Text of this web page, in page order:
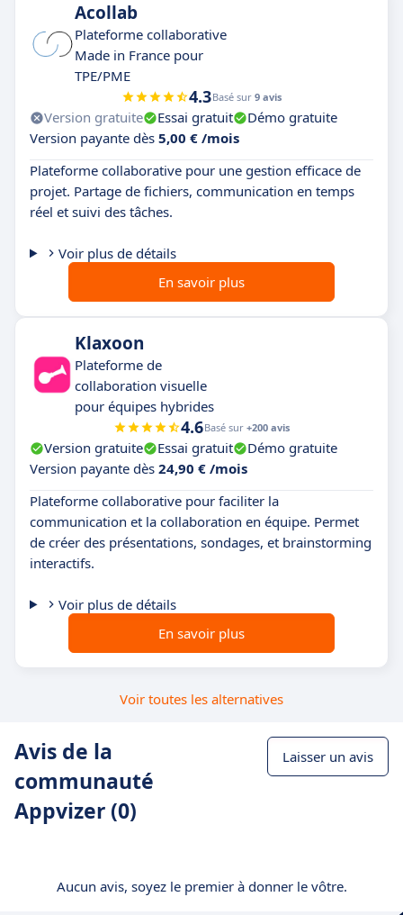
Acollab
Plateforme collaborative
Made in France pour
TPE/PME
4.3Basé sur 9 avis
Version gratuite Essai gratuit
Démo gratuite
Version payante dès 5,00 € /mois
Plateforme collaborative pour une gestion efficace de
projet. Partage de fichiers, communication en temps
réel et suivi des tâches.
Voir plus de détails
En savoir plus
Klaxoon
Plateforme de
collaboration visuelle
pour équipes hybrides
4.6Basé sur +200 avis
Version gratuite Essai gratuit
Démo gratuite
Version payante dès 24,90 € /mois
Plateforme collaborative pour faciliter la
communication et la collaboration en équipe. Permet
de créer des présentations, sondages, et brainstorming
interactifs.
Voir plus de détails
En savoir plus
Voir toutes les alternatives
Avis de la
communauté
Appvizer (0)
Laisser un avis
Aucun avis, soyez le premier à donner le vôtre.